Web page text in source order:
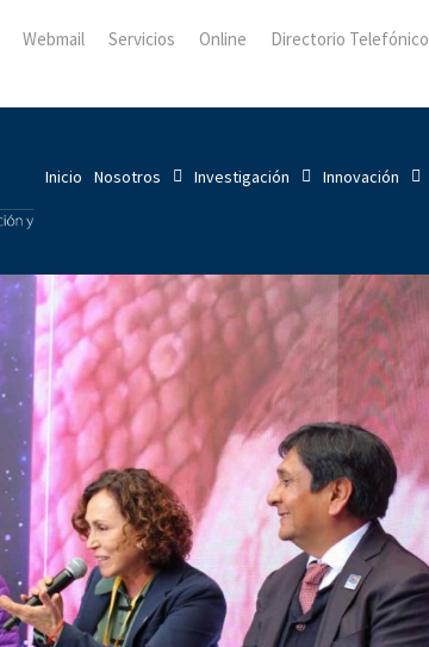
Webmail Servicios Online Directorio Telefónico
Inicio Nosotros Investigación Innovación